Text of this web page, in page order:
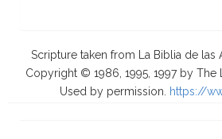
Scripture taken from La Biblia de las
Copyright © 1986, 1995, 1997 by The
Used by permission.
https://